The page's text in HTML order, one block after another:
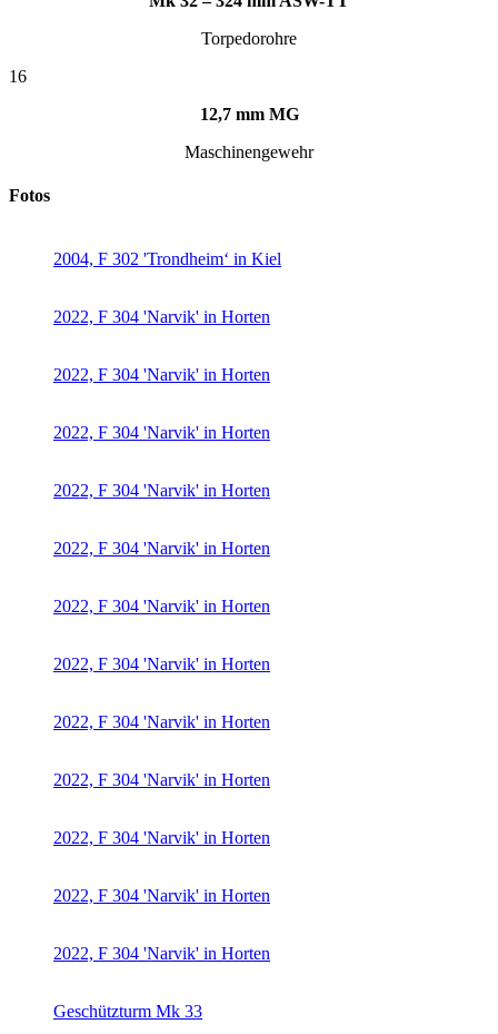
Torpedorohre
16
12,7 mm MG
Maschinengewehr
Fotos
2004, F 302 'Trondheim‘ in Kiel
2022, F 304 'Narvik' in Horten
2022, F 304 'Narvik' in Horten
2022, F 304 'Narvik' in Horten
2022, F 304 'Narvik' in Horten
2022, F 304 'Narvik' in Horten
2022, F 304 'Narvik' in Horten
2022, F 304 'Narvik' in Horten
2022, F 304 'Narvik' in Horten
2022, F 304 'Narvik' in Horten
2022, F 304 'Narvik' in Horten
2022, F 304 'Narvik' in Horten
2022, F 304 'Narvik' in Horten
Geschützturm Mk 33